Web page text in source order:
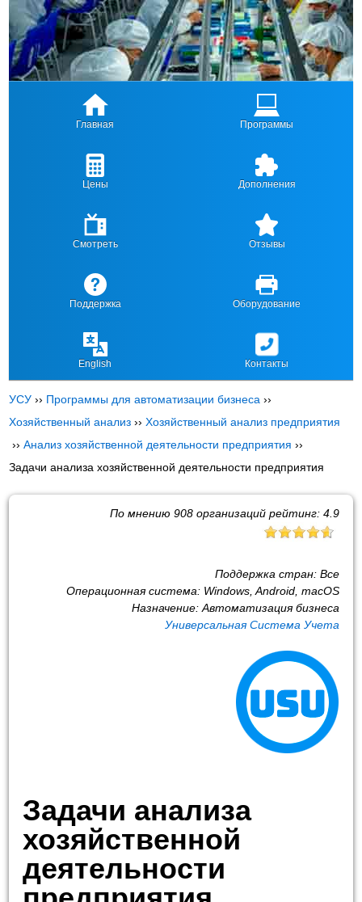
Главная Программы
Цены Дополнения
Смотреть Отзывы
Поддержка Оборудование
English Контакты
УСУ ›› Программы для автоматизации бизнеса ››
Хозяйственный анализ ››Хозяйственный анализ предприятия
››Анализ хозяйственной деятельности предприятия ››
Задачи анализа хозяйственной деятельности предприятия
По мнению 908организаций рейтинг: 4.9
Поддержка стран: Все
Операционная система: Windows, Android, macOS
Назначение: Автоматизация бизнеса
Универсальная Система Учета
Задачи анализа
хозяйственной
деятельности